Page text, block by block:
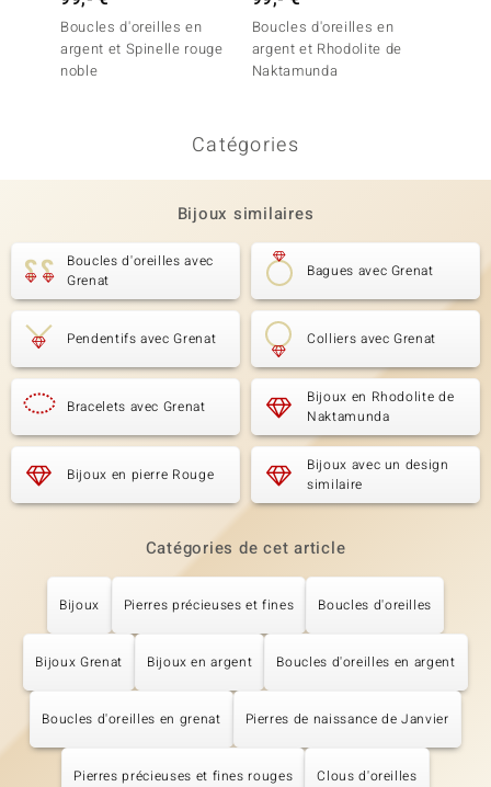
Boucles d'oreilles en
argent et Spinelle rouge
noble
Boucles d'oreilles en
argent et Rhodolite de
Naktamunda
Catégories
Bijoux similaires
Boucles d'oreilles avec
Grenat
Bagues avec Grenat
Pendentifs avec Grenat Colliers avec Grenat
Bracelets avec Grenat
Bijoux en Rhodolite de
Naktamunda
Bijoux en pierre Rouge
Bijoux avec un design
similaire
Catégories de cet article
Bijoux Pierres précieuses et fines Boucles d'oreilles
Bijoux Grenat Bijoux en argent Boucles d'oreilles en argent
Boucles d'oreilles en grenat Pierres de naissance de Janvier
Pierres précieuses et fines rouges Clous d'oreilles